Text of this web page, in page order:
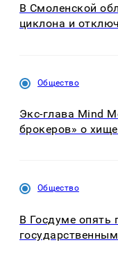
В Смоленской
циклона и
Общество
Экс-глава Mind
брокеров» о
Общество
В Госдуме опять